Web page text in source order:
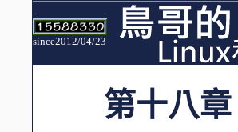
since2012/04/23
第十八